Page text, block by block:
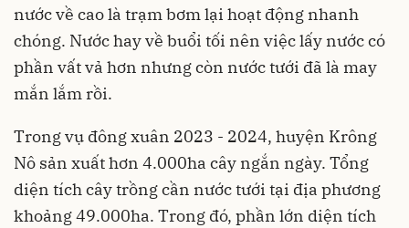
nước về cao là trạm bơm lại hoạt động nhanh
chóng. Nước hay về buổi tối nên việc lấy nước có
phần vất vả hơn nhưng còn nước tưới đã là may
mắn lắm rồi.
Trong vụ đông xuân 2023 - 2024, huyện Krông
Nô sản xuất hơn 4.000ha cây ngắn ngày. Tổng
diện tích cây trồng cần nước tưới tại địa phương
khoảng 49.000ha. Trong đó, phần lớn diện tích